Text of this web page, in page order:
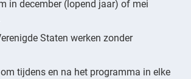
in december (lopend jaar) of mei
Staten werken zonder
tijdens en na het programma in elke